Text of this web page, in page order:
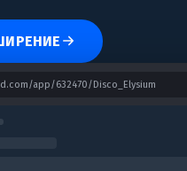
app/632470/Disco_Elysium